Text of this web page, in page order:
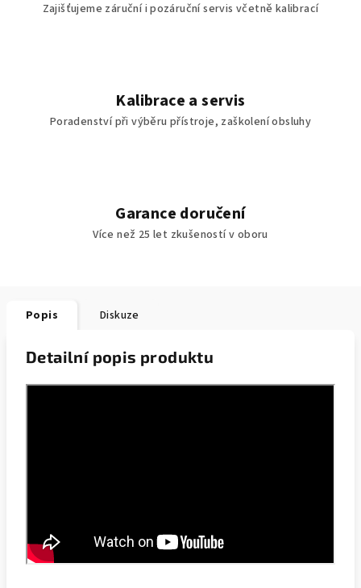
Zajišťujeme záruční i pozáruční servis včetně kalibrací
Kalibrace a servis
Poradenství při výběru přístroje, zaškolení obsluhy
Garance doručení
Více než 25 let zkušeností v oboru
Popis Diskuze
Detailní popis produktu